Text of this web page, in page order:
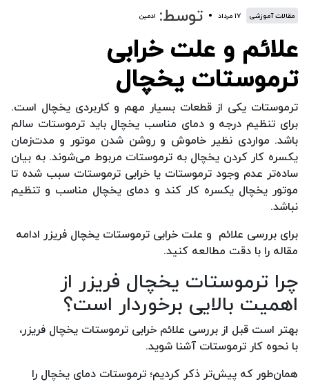
مقالات آموزشی ۱۷ مرداد توسط: ادمین
علائم و علت خرابی
ترموستات یخچال
ترموستات یکی از قطعات بسیار مهم و کاربردی یخچال است.
برای تنظیم درجه و دمای مناسب یخچال باید ترموستات سالم
باشد. مواردی نظیر خاموش و روشن شدن موتور و مدت‌زمان
یکسره کار کردن یخچال به ترموستات مربوط می‌شوند. به بیان
ساده‌تر عدم وجود ترموستات یا خرابی ترموستات سبب شده تا
موتور یخچال یکسره کار کند و دمای یخچال مناسب و تنظیم
نباشد.
برای بررسی علائم و علت خرابی ترموستات یخچال فریزر ادامه
مقاله را با دقت مطالعه کنید.
چرا ترموستات یخچال فریزر از
اهمیت بالایی برخوردار است؟
بهتر است قبل از بررسی علائم خرابی ترموستات یخچال فریزر،
با نحوه کار ترموستات آشنا شوید.
همان‌طور که پیش‌تر ذکر کردیم؛ ترموستات دمای یخچال را